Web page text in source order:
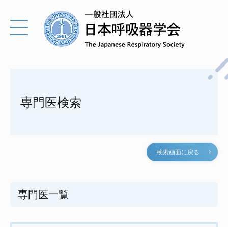
専門医検索
検索画面に戻る
専門医一覧